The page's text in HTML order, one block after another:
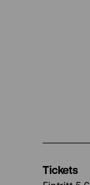
Tickets